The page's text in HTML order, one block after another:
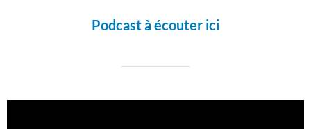
Podcast à écouter ici